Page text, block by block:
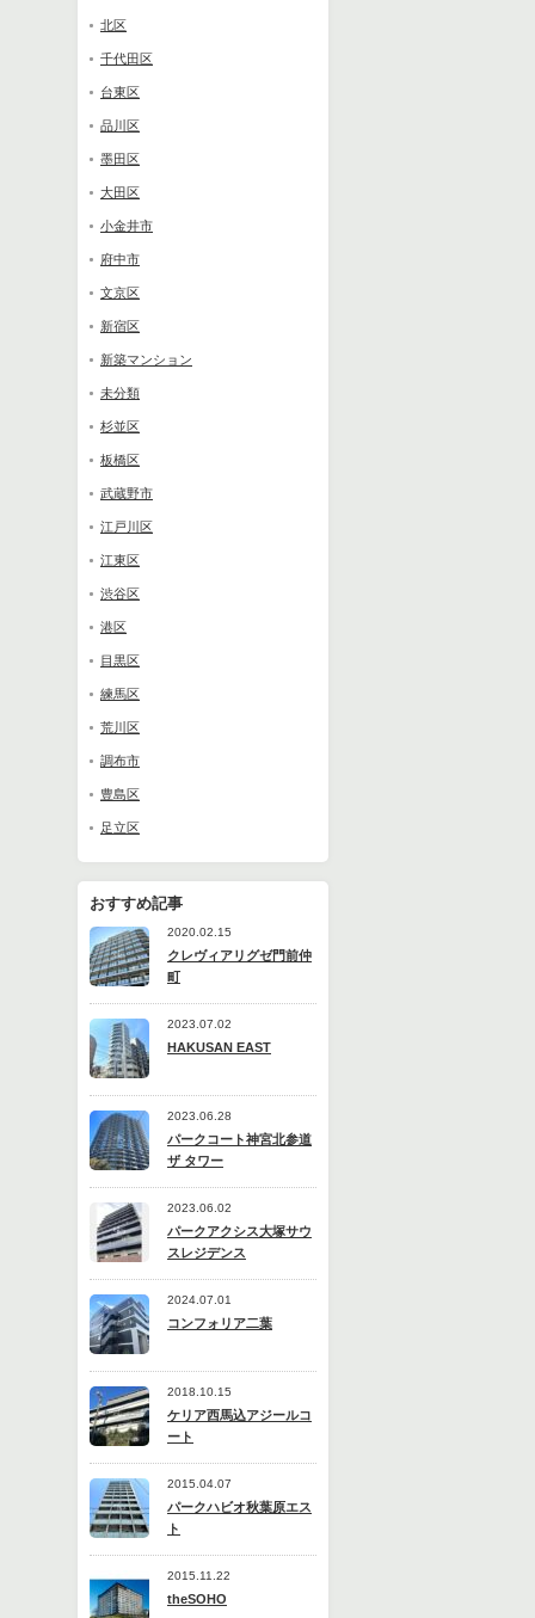
北区
千代田区
台東区
品川区
墨田区
大田区
小金井市
府中市
文京区
新宿区
新築マンション
未分類
杉並区
板橋区
武蔵野市
江戸川区
江東区
渋谷区
港区
目黒区
練馬区
荒川区
調布市
豊島区
足立区
おすすめ記事
2020.02.15
クレヴィアリグゼ門前仲
町
2023.07.02
HAKUSAN EAST
2023.06.28
パークコート神宮北参道
ザ タワー
2023.06.02
パークアクシス大塚サウ
スレジデンス
2024.07.01
コンフォリア二葉
2018.10.15
ケリア西馬込アジールコ
ート
2015.04.07
パークハビオ秋葉原エス
ト
2015.11.22
theSOHO